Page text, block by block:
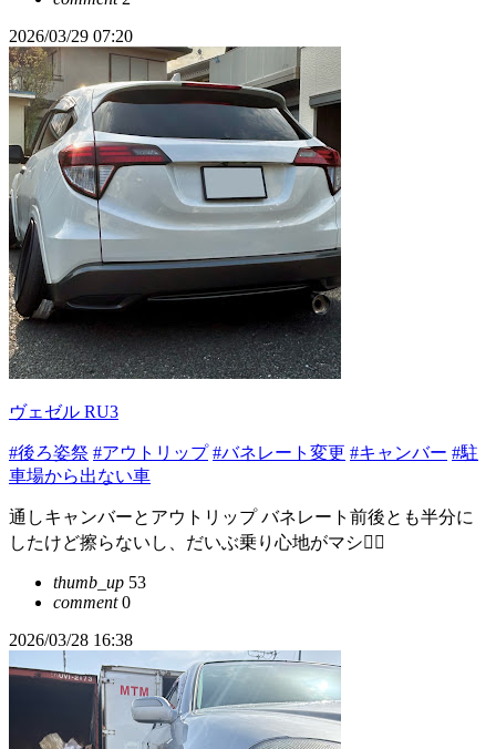
2026/03/29 07:20
ヴェゼル RU3
#後ろ姿祭 #アウトリップ #バネレート変更 #キャンバー #駐
車場から出ない車
通しキャンバーとアウトリップ バネレート前後とも半分に
したけど擦らないし、だいぶ乗り心地がマシ🙆‍♂️
thumb_up 53
comment0
2026/03/28 16:38